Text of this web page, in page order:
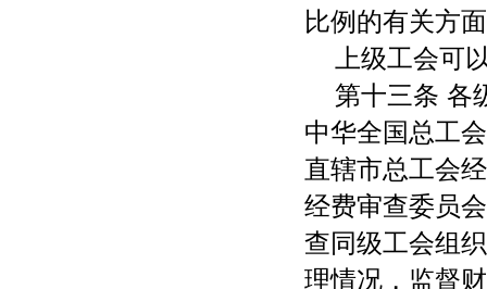
比例的有关方
上级工会可
第十三条 各
中华全国总工
直辖市总工会
经费审查委员
查同级工会组
理情况，监督